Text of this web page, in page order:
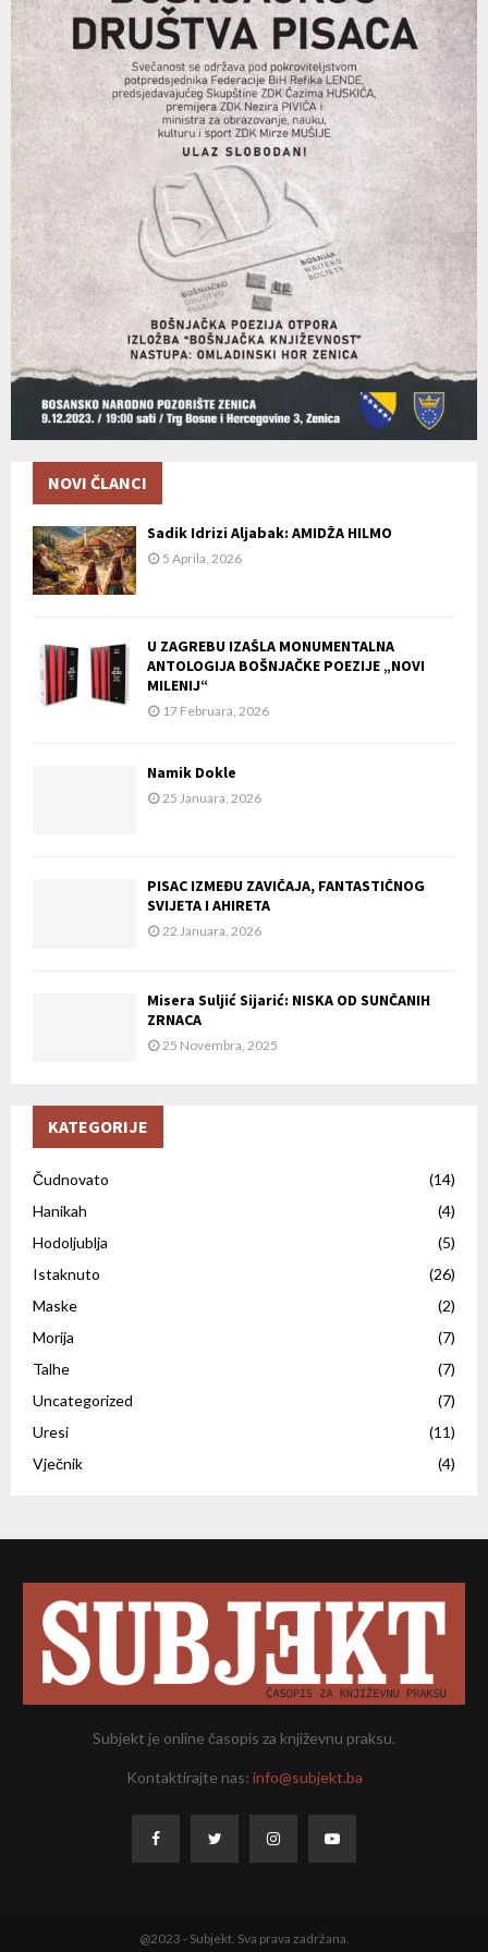
NOVI ČLANCI
Sadik Idrizi Aljabak: AMIDŽA HILMO
5 Aprila, 2026
U ZAGREBU IZAŠLA MONUMENTALNA
ANTOLOGIJA BOŠNJAČKE POEZIJE „NOVI
MILENIJ“
17 Februara, 2026
Namik Dokle
25 Januara, 2026
PISAC IZMEĐU ZAVIČAJA, FANTASTIČNOG
SVIJETA I AHIRETA
22 Januara, 2026
Misera Suljić Sijarić: NISKA OD SUNČANIH
ZRNACA
25 Novembra, 2025
KATEGORIJE
Čudnovato
(14)
Hanikah
(4)
Hodoljublja
(5)
Istaknuto
(26)
Maske
(2)
Morija
(7)
Talhe
(7)
Uncategorized
(7)
Uresi
(11)
Vječnik
(4)
Subjekt je online časopis za književnu praksu.
Kontaktirajte nas: info@subjekt.ba
@2023 - Subjekt. Sva prava zadržana.